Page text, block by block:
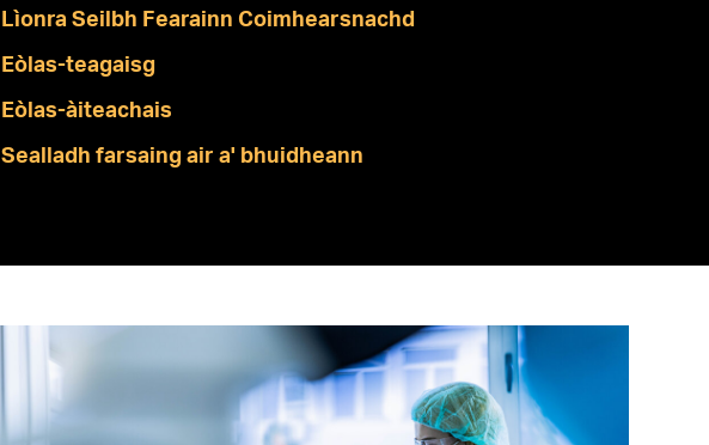
Lìonra Seilbh Fearainn Coimhearsnachd
Eòlas-teagaisg
Eòlas-àiteachais
Sealladh farsaing air a' bhuidheann